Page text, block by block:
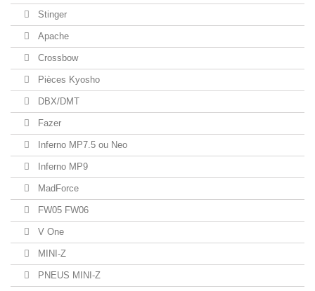
Stinger
Apache
Crossbow
Pièces Kyosho
DBX/DMT
Fazer
Inferno MP7.5 ou Neo
Inferno MP9
MadForce
FW05 FW06
V One
MINI-Z
PNEUS MINI-Z